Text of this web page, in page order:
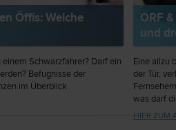
Öffis: Welche
Schwarzfahrer? Darf ein
Befugnisse der
im Überblick
ORF
und
Eine allzu
der Tür,
was darf
Strafen?
HIER ZUM